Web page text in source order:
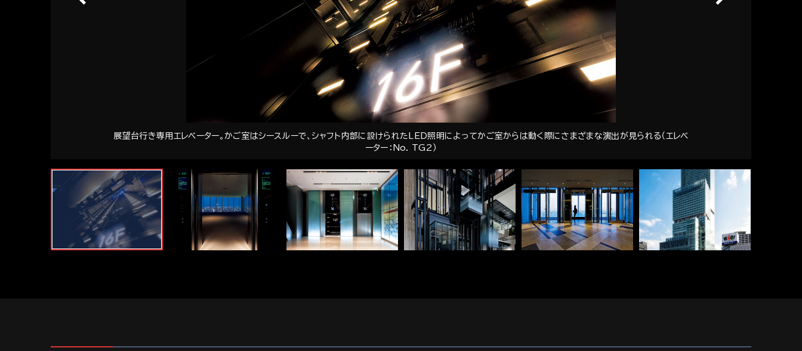
展望台行き専用エレベーター。かご室はシースルーで、シャフト内部に設けられたLED照明によってかご室からは動く際にさまざまな演出が見られる（エレベ
ーター：No. TG2）